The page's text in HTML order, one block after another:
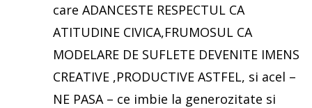
care ADANCESTE RESPECTUL CA
ATITUDINE CIVICA,FRUMOSUL CA
MODELARE DE SUFLETE DEVENITE IMENS
CREATIVE ,PRODUCTIVE ASTFEL, si acel –
NE PASA – ce imbie la generozitate si